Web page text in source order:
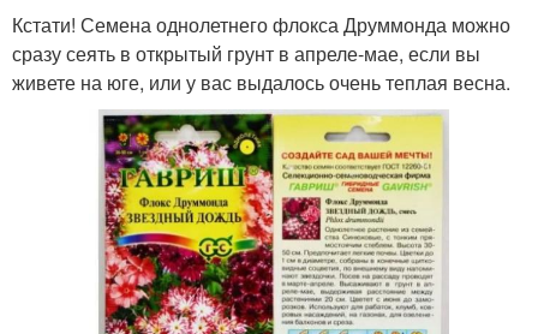
Кстати! Семена однолетнего флокса Друммонда можно
сразу сеять в открытый грунт в апреле-мае, если вы
живете на юге, или у вас выдалось очень теплая весна.